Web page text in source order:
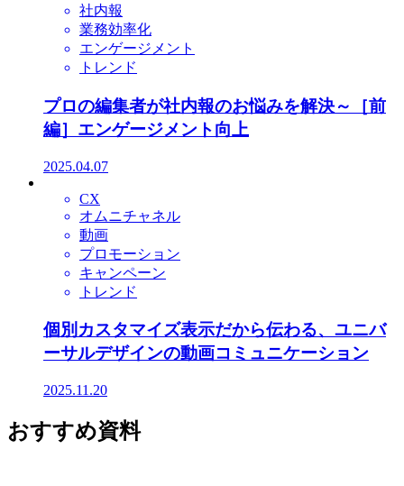
社内報
業務効率化
エンゲージメント
トレンド
プロの編集者が社内報のお悩みを解決～［前
編］エンゲージメント向上
2025.04.07
CX
オムニチャネル
動画
プロモーション
キャンペーン
トレンド
個別カスタマイズ表示だから伝わる、ユニバ
ーサルデザインの動画コミュニケーション
2025.11.20
おすすめ資料